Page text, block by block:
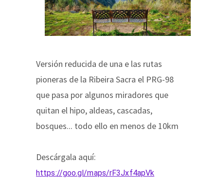
Versión reducida de una e las rutas
pioneras de la Ribeira Sacra el PRG-98
que pasa por algunos miradores que
quitan el hipo, aldeas, cascadas,
bosques... todo ello en menos de 10km
Descárgala aquí:
https://goo.gl/maps/rF3Jxf4apVk